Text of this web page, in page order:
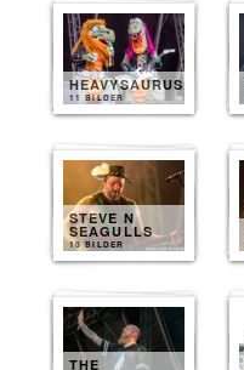
HEAVYSAURUS
11 BILDER
STEVE N
SEAGULLS
10 BILDER
THE